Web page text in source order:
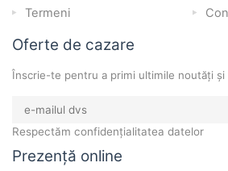
Termeni
Oferte de cazare
Înscrie-te pentru a primi ultimile noutăți și
Respectăm confidențialitatea datelor
Prezență online